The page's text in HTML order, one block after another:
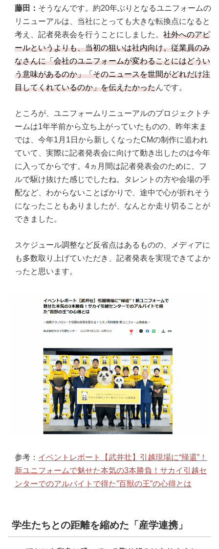
藤田： そうなんです。約20年ぶりとなるユニフォームの
リニューアルは、当社にとっても大きな転換点になると
考え、記者発表会を行うことにしました。 社外へのアピ
ールというよりも、当初の狙いは社内向け。従業員のみ
なさんに「会社のユニフォームが変わることにはどうい
う意味があるのか」「そのニュースを世間がどれだけ注
目してくれているのか」を伝えたかったんです。
ところが、ユニフォームリニューアルのプロジェクトチ
ームは1年半前から立ち上がっていたものの、昨年末ま
では、今年1月1日から新しくなったCMの制作に追われ
ていて、実際に記者発表会に向けて動き出したのは今年
に入ってからです。4ヵ月間は記者発表会のために、フ
ルで駆け抜けた感じでしたね。タレントの方や会場の手
配など、わからないことばかりで、途中で心が折れそう
になったこともありましたが、なんとか走り切ることが
できました。
スケジュール調整など反省点はあるものの、メディアに
も多数取り上げていただき、記者発表を実現できてよか
ったと思います。
参考： イベントレポート【武井壮】引越現場に“帰還”！
新ユニフォームで魅せた本気の3本勝負！サカイ引越セ
ンターでのアルバイトで得た”百獣の王”の心得とは
学生たちとの距離を縮めた「産学連携」